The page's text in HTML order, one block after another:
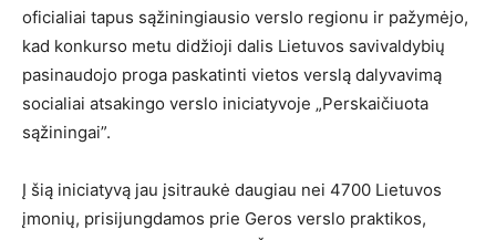
oficialiai tapus sąžiningiausio verslo regionu ir pažymėjo,
kad konkurso metu didžioji dalis Lietuvos savivaldybių
pasinaudojo proga paskatinti vietos verslą dalyvavimą
socialiai atsakingo verslo iniciatyvoje „Perskaičiuota
sąžiningai”.
Į šią iniciatyvą jau įsitraukė daugiau nei 4700 Lietuvos
įmonių, prisijungdamos prie Geros verslo praktikos,